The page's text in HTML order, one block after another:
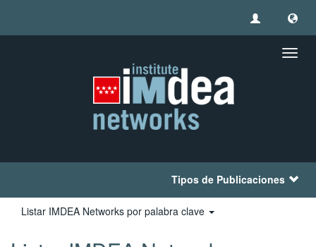
Tipos de Publicaciones
Listar IMDEA Networks por palabra clave